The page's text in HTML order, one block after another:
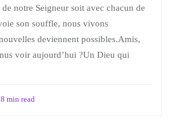
notre Seigneur soit avec chacun de
son souffle, nous vivons
deviennent possibles.Amis,
voir aujourd’hui ?Un Dieu qui
min read